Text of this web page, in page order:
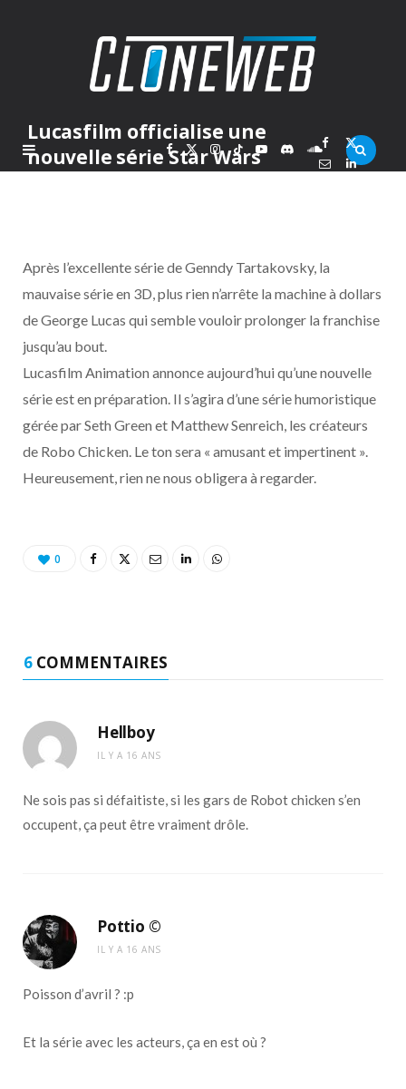
F
b
k
i
t
e
I
a
g
a
T
o
Y
u
b
o
r
S
d
o
Lucasfilm officialise une
nouvelle série Star Wars
Après l’excellente série de Genndy Tartakovsky, la
mauvaise série en 3D, plus rien n’arrête la machine à dollars
de George Lucas qui semble vouloir prolonger la franchise
jusqu’au bout.
Lucasfilm Animation annonce aujourd’hui qu’une nouvelle
série est en préparation. Il s’agira d’une série humoristique
gérée par Seth Green et Matthew Senreich, les créateurs
de Robo Chicken. Le ton sera « amusant et impertinent ».
Heureusement, rien ne nous obligera à regarder.
0
6 COMMENTAIRES
Hellboy
IL Y A 16 ANS
Ne sois pas si défaitiste, si les gars de Robot chicken s’en
occupent, ça peut être vraiment drôle.
Pottio ©
IL Y A 16 ANS
Poisson d’avril ? :p
Et la série avec les acteurs, ça en est où ?